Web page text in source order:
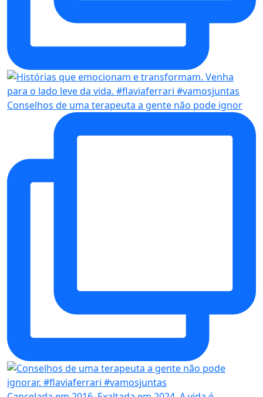
Conselhos de uma terapeuta a gente não pode ignor